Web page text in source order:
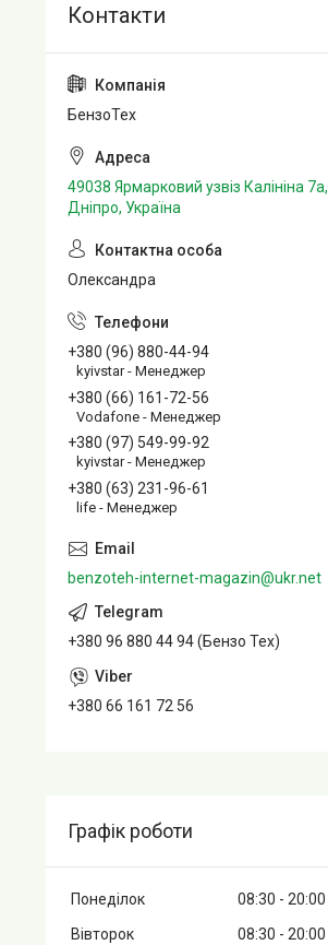
БензоТех
49038 Ярмарковий узвіз Калініна 7а,
Дніпро, Україна
Олександра
+380 (96) 880-44-94
kyivstar - Менеджер
+380 (66) 161-72-56
Vodafone - Менеджер
+380 (97) 549-99-92
kyivstar - Менеджер
+380 (63) 231-96-61
life - Менеджер
benzoteh-internet-magazin@ukr.net
+380 96 880 44 94 (Бензо Тех)
+380 66 161 72 56
Графік роботи
Понеділок 08:30
20:00
Вівторок
08:30
20:00